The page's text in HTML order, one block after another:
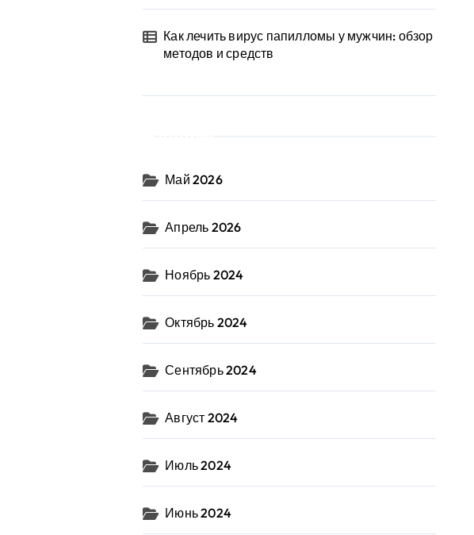
Как лечить вирус папилломы у мужчин: обзор
методов и средств
Май 2026
Апрель 2026
Ноябрь 2024
Октябрь 2024
Сентябрь 2024
Август 2024
Июль 2024
Июнь 2024